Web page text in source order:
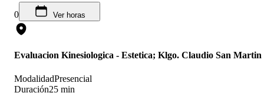
0 Ver horas
Evaluacion Kinesiologica - Estetica; Klgo. Claudio San Martin
ModalidadPresencial
Duración25 min